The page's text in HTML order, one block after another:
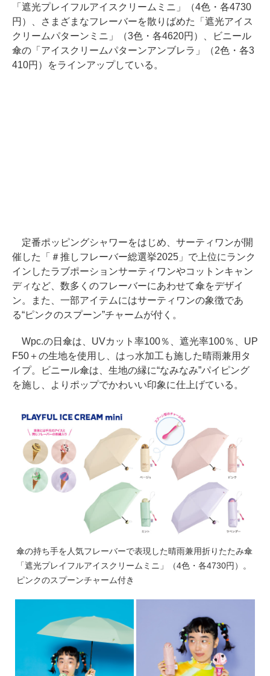
「遮光プレイフルアイスクリームミニ」（4色・各4730
円）、さまざまなフレーバーを散りばめた「遮光アイス
クリームパターンミニ」（3色・各4620円）、ビニール
傘の「アイスクリームパターンアンブレラ」（2色・各3
410円）をラインアップしている。
定番ポッピングシャワーをはじめ、サーティワンが開
催した「＃推しフレーバー総選挙2025」で上位にランク
インしたラブポーションサーティワンやコットンキャン
ディなど、数多くのフレーバーにあわせて傘をデザイ
ン。また、一部アイテムにはサーティワンの象徴であ
る“ピンクのスプーン”チャームが付く。
Wpc.の日傘は、UVカット率100％、遮光率100％、UP
F50＋の生地を使用し、はっ水加工も施した晴雨兼用タ
イプ。ビニール傘は、生地の縁に“なみなみ”パイピング
を施し、よりポップでかわいい印象に仕上げている。
傘の持ち手を人気フレーバーで表現した晴雨兼用折りたたみ傘
「遮光プレイフルアイスクリームミニ」（4色・各4730円）。
ピンクのスプーンチャーム付き